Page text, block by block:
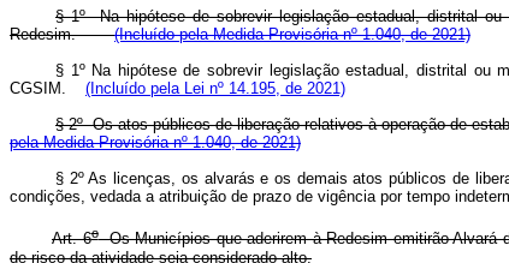
§ 1º Na hipótese de sobrevir legislação estadual, distrital
Redesim.(Incluído pela Medida Provisória nº 1.040, de 2021)
§ 1º Na hipótese de sobrevir legislação estadual, distrital ou
CGSIM. (Incluído pela Lei nº 14.195, de 2021)
§ 2º Os atos públicos de liberação relativos à operação de
pela Medida Provisória nº 1.040, de 2021)
§ 2º As licenças, os alvarás e os demais atos públicos de
condições, vedada a atribuição de prazo de vigência por tempo
Art. 6oOs Municípios que aderirem à Redesim emitirão Alvará
de risco da atividade seja considerado alto.